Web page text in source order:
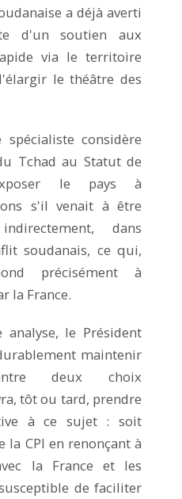
a déjà averti
d'un soutien aux
via le territoire
le théâtre des
considère
Tchad au Statut de
le pays à
s'il venait à être
dans
soudanais, ce qui,
précisément à
la France.
le Président
maintenir
deux choix
tôt ou tard, prendre
à ce sujet : soit
CPI en renonçant à
la France et les
de faciliter